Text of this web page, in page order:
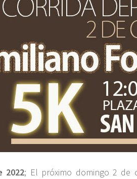
2022; El próximo domingo 2 de